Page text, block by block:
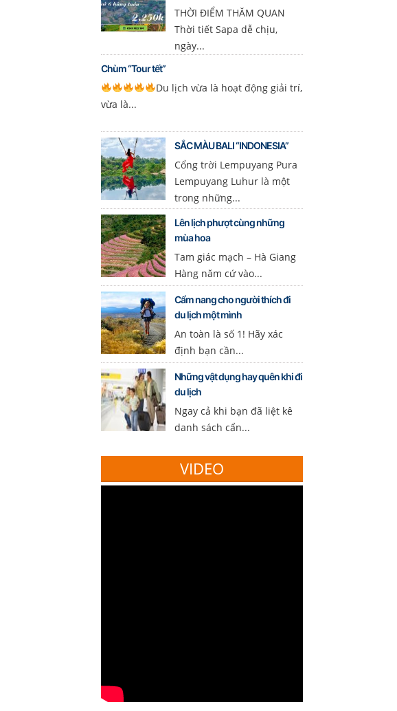
THỜI ĐIỂM THĂM QUAN
Thời tiết Sapa dễ chịu,
ngày...
Chùm “Tour tết”
Du lịch vừa là hoạt động giải trí,
vừa là...
SẮC MÀU BALI “INDONESIA”
Cổng trời Lempuyang Pura
Lempuyang Luhur là một
trong những...
Lên lịch phượt cùng những
mùa hoa
Tam giác mạch – Hà Giang
Hàng năm cứ vào...
Cẩm nang cho người thích đi
du lịch một mình
An toàn là số 1! Hãy xác
định bạn cần...
Những vật dụng hay quên khi đi
du lịch
Ngay cả khi bạn đã liệt kê
danh sách cẩn...
VIDEO